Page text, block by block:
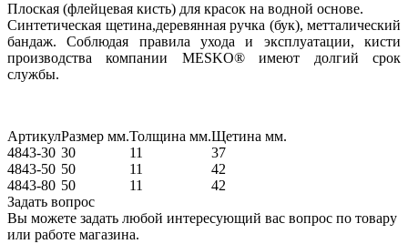
Плоская (флейцевая кисть) для красок на водной основе.
Синтетическая щетина,деревянная ручка (бук), метталический
бандаж. Соблюдая правила ухода и эксплуатации, кисти
производства компании MESKO® имеют долгий срок
службы.
АртикулРазмер мм.Толщина мм.Щетина мм.
4843-30 30 11
37
4843-50 50 11
42
4843-80 50 11
42
Задать вопрос
Вы можете задать любой интересующий вас вопрос по товару
или работе магазина.